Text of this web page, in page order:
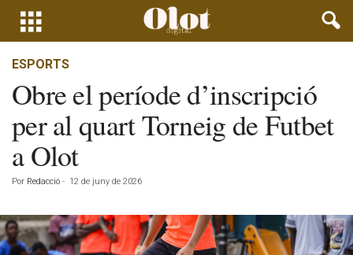
ESPORTS
Obre el període d’inscripció
per al quart Torneig de Futbet
a Olot
Por Redacció - 12 de juny de 2026